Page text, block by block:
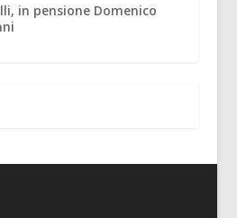
in pensione Domenico